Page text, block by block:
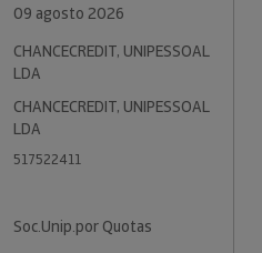
09 agosto 2026
CHANCECREDIT, UNIPESSOAL
LDA
CHANCECREDIT, UNIPESSOAL
LDA
517522411
Soc.Unip.por Quotas